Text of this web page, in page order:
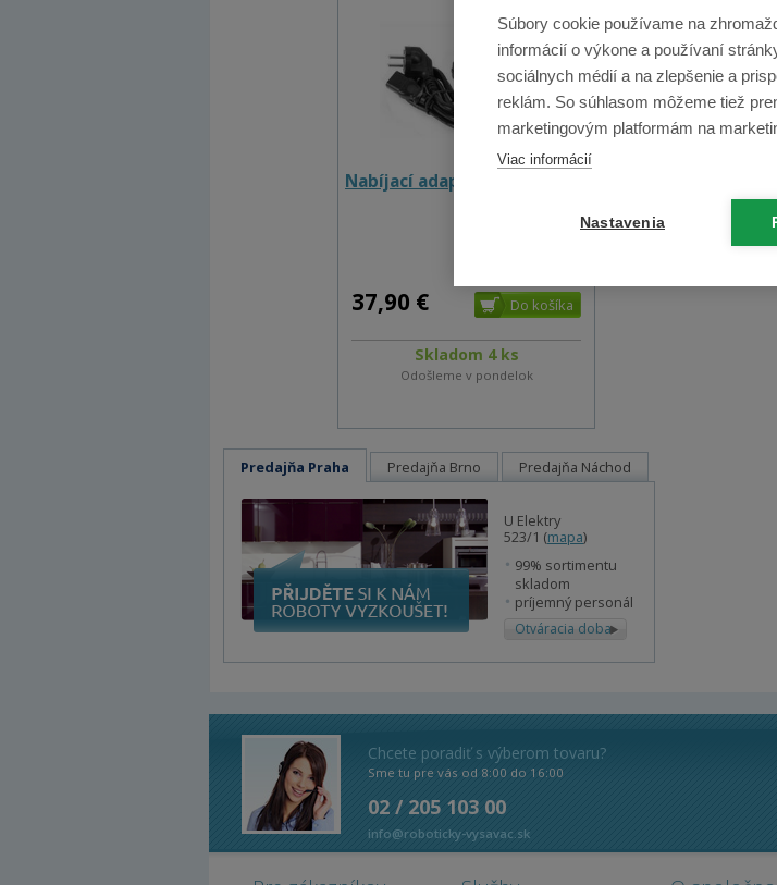
Nabíjací adaptér iClebo
37,90 €
Skladom 4 ks
Odošleme v pondelok
Predajňa Praha Predajňa Brno Predajňa Náchod
U Elektry
523/1 (mapa)
99% sortimentu
skladom
príjemný personál
Otváracia doba
Chcete poradiť s výberom tovaru?
Sme tu pre vás od 8:00 do 16:00
02 / 205 103 00
info@roboticky-vysavac.sk
Súbory cookie používame na
informácií o výkone a používaní
sociálnych médií a na zlepšenie a
reklám. So súhlasom môžeme tiež
marketingovým platformám na
Viac informácií
Nastavenia